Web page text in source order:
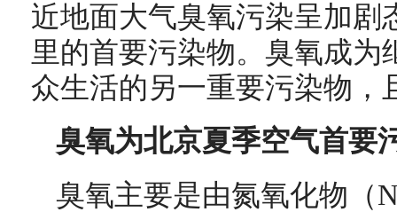
近地面大气臭氧污染呈加剧
里的首要污染物。臭氧成为
众生活的另一重要污染物，
臭氧为北京夏季空气首要
臭氧主要是由氮氧化物（